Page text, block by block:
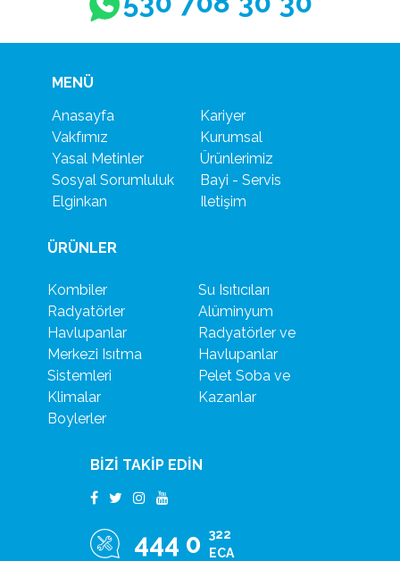
MENÜ
Anasayfa
Vakfımız
Yasal Metinler
Sosyal Sorumluluk
Elginkan
Kariyer
Kurumsal
Ürünlerimiz
Bayi - Servis
Iletişim
ÜRÜNLER
Kombiler
Radyatörler
Havlupanlar
Merkezi Isıtma
Sistemleri
Klimalar
Boylerler
Su Isıtıcıları
Alüminyum
Radyatörler ve
Havlupanlar
Pelet Soba ve
Kazanlar
BİZİ TAKİP EDİN
444 0
322
ECA